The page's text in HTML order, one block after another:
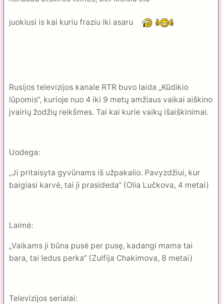
juokiusi is kai kuriu fraziu iki asaru
Rusijos televizijos kanale RTR buvo laida „Kūdikio
lūpomis“, kurioje nuo 4 iki 9 metų amžiaus vaikai aiškino
įvairių žodžių reikšmes. Tai kai kurie vaikų išaiškinimai.
Uodega:
„Ji pritaisyta gyvūnams iš užpakalio. Pavyzdžiui, kur
baigiasi karvė, tai ji prasideda“ (Olia Lučkova, 4 metai)
Laimė:
„Vaikams ji būna pusė per pusę, kadangi mama tai
bara, tai ledus perka“ (Zulfija Chakimova, 8 metai)
Televizijos serialai: